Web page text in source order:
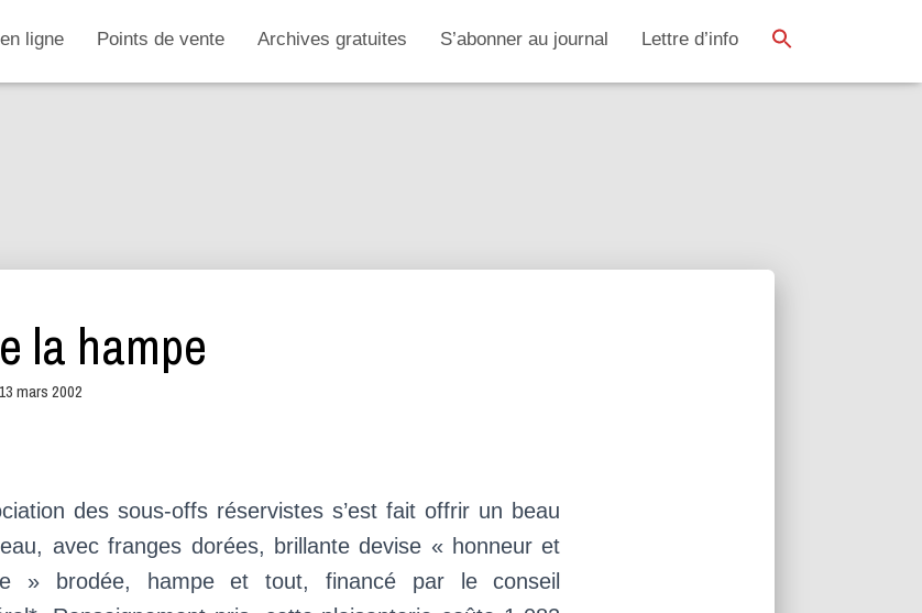
ligne Points de vente Archives gratuites S’abonner au journal Lettre d’info
la hampe
13 mars 2002
des sous-offs réservistes s’est fait offrir un beau
avec franges dorées, brillante devise « honneur et
» brodée, hampe et tout, financé par le conseil